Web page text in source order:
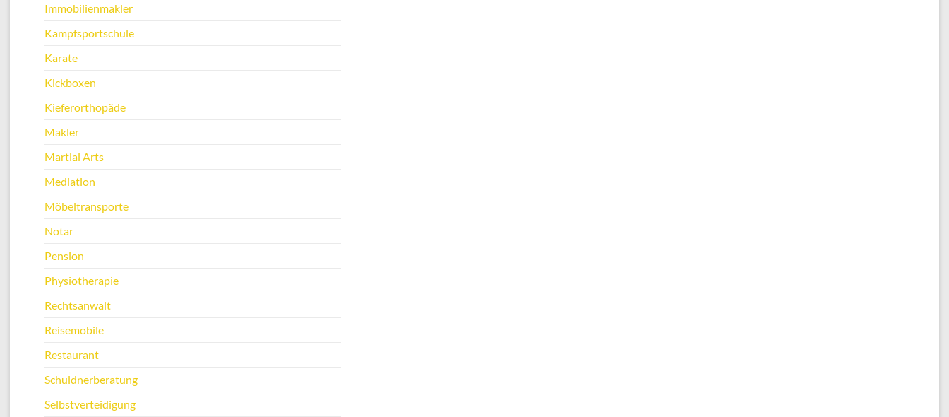
Immobilienmakler
Kampfsportschule
Karate
Kickboxen
Kieferorthopäde
Makler
Martial Arts
Mediation
Möbeltransporte
Notar
Pension
Physiotherapie
Rechtsanwalt
Reisemobile
Restaurant
Schuldnerberatung
Selbstverteidigung